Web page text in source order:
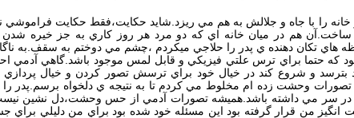
را با جاه و جلالش به هم مي ريزد.شايد حكايت،فقط حكايت فراموشي
هم در ميان خانه اي كه دو مرد هر روز كاري به جز خيره شدن
تكان دهنده ي پدر را حلاجي ميكردم ،چشم مي دوختم به سقف.به
كه حتما براي ترس علتي فيزيكي و قابل لمس موجود باشد.گاهي
بترسد و شروع كند در خيال خود براي ترسش تصور كردن و خيال
وحشت زده ام مخلوط مي كردم تا به نتيجه ي دلخواه برسم.پدر را
در سر مي داشته باشد.هميشه تصورات آدمي از حس وحشت،دل نشين
انگيز من قرار گرفته بود اين مسئله خود شده بود براي من دليلي براي